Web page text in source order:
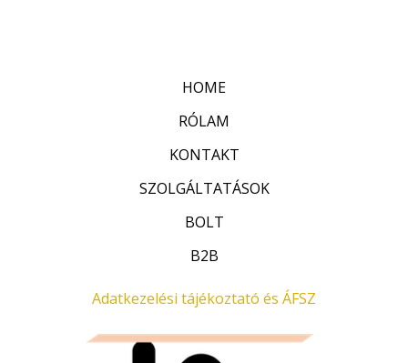
HOME
RÓLAM
KONTAKT
SZOLGÁLTATÁSOK
BOLT
B2B
Adatkezelési tájékoztató és ÁFSZ